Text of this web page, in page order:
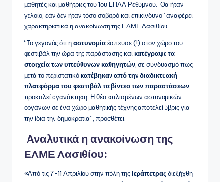
μαθητές και μαθήτριες του 1ου ΕΠΑΛ Ρεθύμνου. Θα ήταν
γελοίο, εάν δεν ήταν τόσο σοβαρό και επικίνδυνο” αναφέρει
χαρακτηριστικά η ανακοίνωση της ΕΛΜΕ Λασιθίου.
“Το γεγονός ότι ηαστυνομίαέσπευσε (!) στον χώρο του
φεστιβάλ την ώρα της παράστασης και κατέγραψε τα
στοιχεία των υπεύθυνων καθηγητών , σε συνδυασμό πως
μετά το περιστατικόκατέβηκαν από την διαδικτυακή
πλατφόρμα του φεστιβάλ τα βίντεο των παραστάσεων
προκαλεί αγανάκτηση. Η θέα οπλισμένων αστυνομικών
οργάνων σε ένα χώρο μαθητικής τέχνης αποτελεί ύβρις για
την ίδια την δημοκρατία”, προσθέτει.
Αναλυτικά η ανακοίνωση της
ΕΛΜΕ Λασιθίου:
«Από τις 7-11 Απριλίου στην πόλη τηςΙεράπετρας διεξήχθη